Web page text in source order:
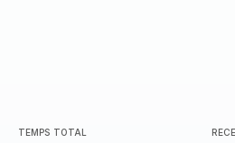
TEMPS TOTAL